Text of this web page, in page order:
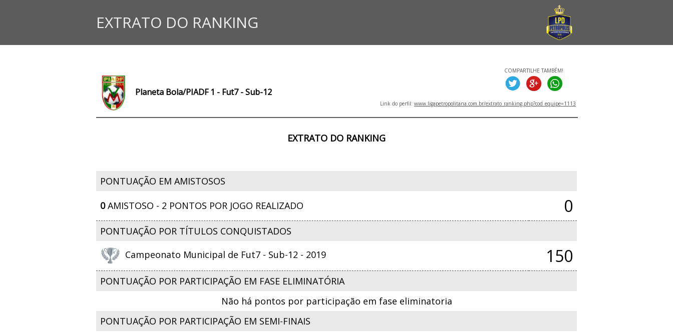
EXTRATO DO RANKING
Planeta Bola/PIADF 1 - Fut7 - Sub-12
COMPARTILHE TAMBÉM!
Link do perfil: www.ligapetropolitana.com.br/extrato_ranking.php?cod_equipe=1113
EXTRATO DO RANKING
PONTUAÇÃO EM AMISTOSOS
0AMISTOSO - 2 PONTOS POR JOGO REALIZADO 0
PONTUAÇÃO POR TÍTULOS CONQUISTADOS
Campeonato Municipal de Fut7 - Sub-12 - 2019
150
PONTUAÇÃO POR PARTICIPAÇÃO EM FASE ELIMINATÓRIA
Não há pontos por participação em fase eliminatoria
PONTUAÇÃO POR PARTICIPAÇÃO EM SEMI-FINAIS